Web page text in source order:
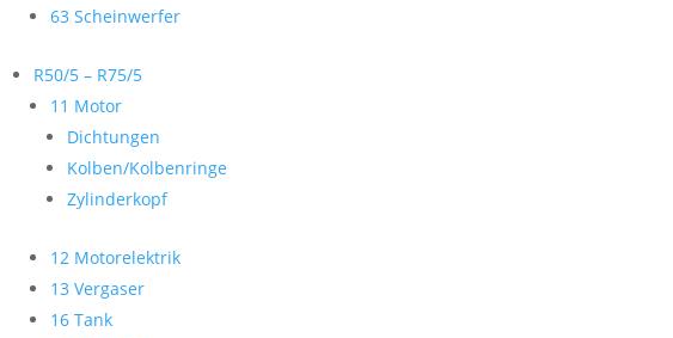
63 Scheinwerfer
R50/5 – R75/5
11 Motor
Dichtungen
Kolben/Kolbenringe
Zylinderkopf
12 Motorelektrik
13 Vergaser
16 Tank